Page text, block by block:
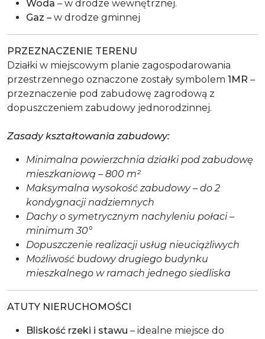
Woda – w drodze wewnętrznej.
Gaz – w drodze gminnej
PRZEZNACZENIE TERENU
Działki w miejscowym planie zagospodarowania
przestrzennego oznaczone zostały symbolem 1MR –
przeznaczenie pod zabudowę zagrodową z
dopuszczeniem zabudowy jednorodzinnej.
Zasady kształtowania zabudowy:
Minimalna powierzchnia działki pod zabudowę
mieszkaniową – 800 m²
Maksymalna wysokość zabudowy – do 2
kondygnacji nadziemnych
Dachy o symetrycznym nachyleniu połaci –
minimum 30°
Dopuszczenie realizacji usług nieuciążliwych
Możliwość budowy drugiego budynku
mieszkalnego w ramach jednego siedliska
ATUTY NIERUCHOMOŚCI
Bliskość rzeki i stawu – idealne miejsce do